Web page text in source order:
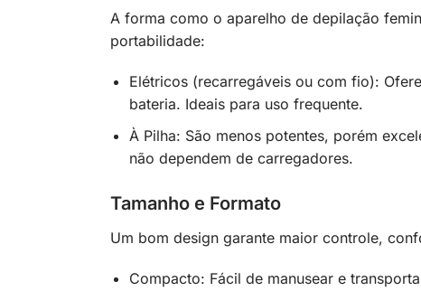
A forma como o aparelho de depilação
portabilidade:
Elétricos (recarregáveis ou com fio):
bateria. Ideais para uso frequente.
À Pilha: São menos potentes, porém
não dependem de carregadores.
Tamanho e Formato
Um bom design garante maior controle,
Compacto: Fácil de manusear e